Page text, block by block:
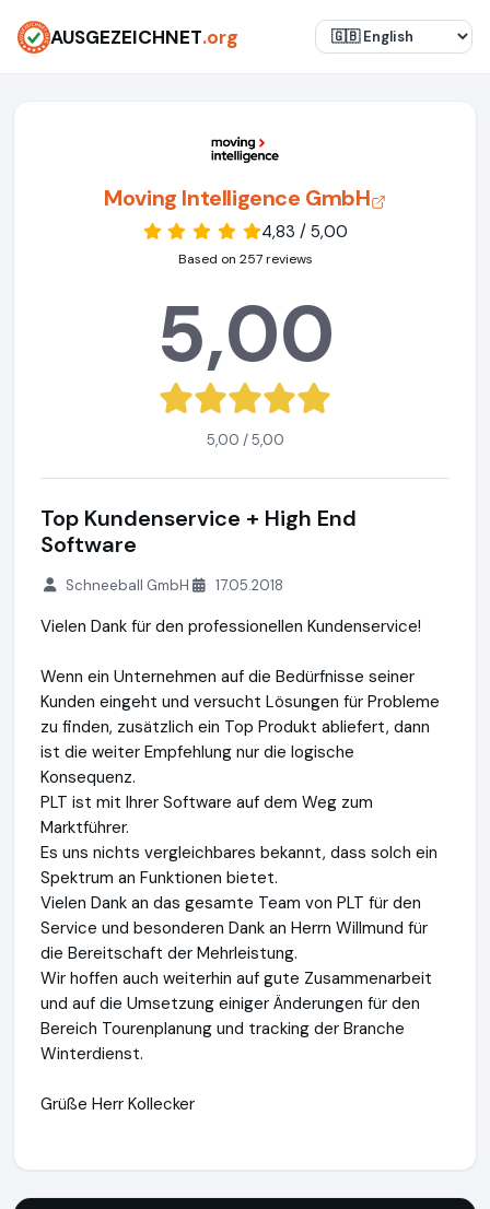
AUSGEZEICHNET.org
Moving Intelligence GmbH
4,83 / 5,00
Based on 257 reviews
5,00
5,00 / 5,00
Top Kundenservice + High End
Software
Schneeball GmbH 17.05.2018
Vielen Dank für den professionellen Kundenservice!
Wenn ein Unternehmen auf die Bedürfnisse seiner
Kunden eingeht und versucht Lösungen für Probleme
zu finden, zusätzlich ein Top Produkt abliefert, dann
ist die weiter Empfehlung nur die logische
Konsequenz.
PLT ist mit Ihrer Software auf dem Weg zum
Marktführer.
Es uns nichts vergleichbares bekannt, dass solch ein
Spektrum an Funktionen bietet.
Vielen Dank an das gesamte Team von PLT für den
Service und besonderen Dank an Herrn Willmund für
die Bereitschaft der Mehrleistung.
Wir hoffen auch weiterhin auf gute Zusammenarbeit
und auf die Umsetzung einiger Änderungen für den
Bereich Tourenplanung und tracking der Branche
Winterdienst.
Grüße Herr Kollecker